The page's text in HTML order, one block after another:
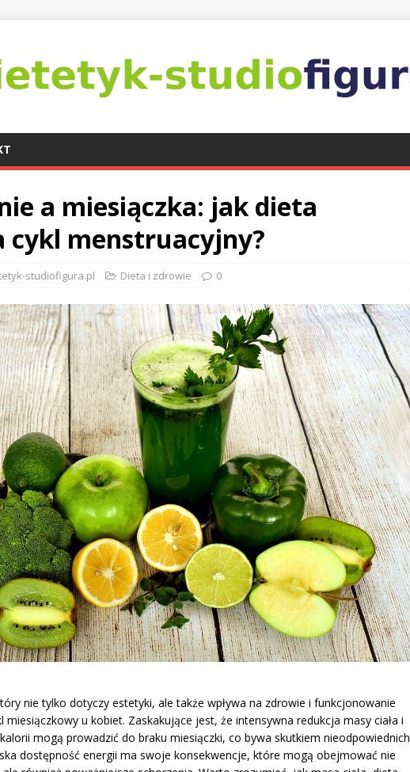
a miesiączka: jak dieta
cykl menstruacyjny?
studiofigura.pl Dieta i zdrowie 0
nie tylko dotyczy estetyki, ale także wpływa na zdrowie i funkcjonowanie
u kobiet. Zaskakujące jest, że intensywna redukcja masy ciała i
mogą prowadzić do braku miesiączki, co bywa skutkiem nieodpowiednich
dostępność energii ma swoje konsekwencje, które mogą obejmować nie